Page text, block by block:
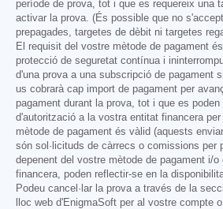
període de prova, tot i que es requereix una
activar la prova. (És possible que no
prepagades, targetes de dèbit ni targetes
El requisit del vostre mètode de pagament
protecció de seguretat contínua i
d'una prova a una subscripció de pagament
us cobrarà cap import de pagament per
pagament durant la prova, tot i que es poden
d'autorització a la vostra entitat financera
mètode de pagament és vàlid (aquests
són sol·licituds de càrrecs o comissions per
depenent del vostre mètode de pagament i/
financera, poden reflectir-se en la
Podeu cancel·lar la prova a través de la
lloc web d'EnigmaSoft per al vostre compte